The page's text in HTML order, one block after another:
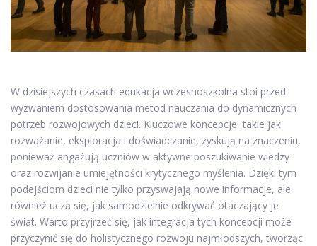
W dzisiejszych czasach edukacja wczesnoszkolna stoi przed
wyzwaniem dostosowania metod nauczania do dynamicznych
potrzeb rozwojowych dzieci. Kluczowe koncepcje, takie jak
rozważanie, eksploracja i doświadczanie, zyskują na znaczeniu,
ponieważ angażują uczniów w aktywne poszukiwanie wiedzy
oraz rozwijanie umiejętności krytycznego myślenia. Dzięki tym
podejściom dzieci nie tylko przyswajają nowe informacje, ale
również uczą się, jak samodzielnie odkrywać otaczający je
świat. Warto przyjrzeć się, jak integracja tych koncepcji może
przyczynić się do holistycznego rozwoju najmłodszych, tworząc